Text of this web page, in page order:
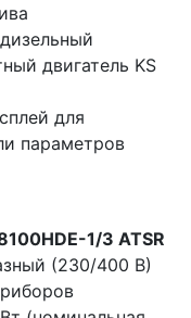
двигатель KS
для
параметров
1/3 ATSR
(230/400 В)